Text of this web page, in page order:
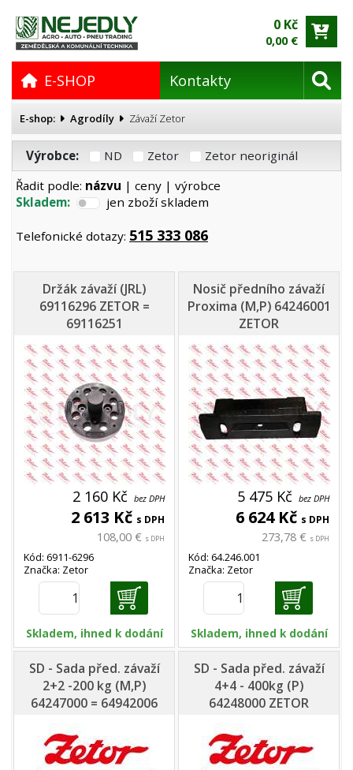
0 Kč
0,00 €
E-SHOP Kontakty
E-shop: Agrodíly Závaží Zetor
Výrobce: ND Zetor
Zetor neoriginál
Řadit podle: názvu | ceny | výrobce
Skladem:
jen zboží skladem
Telefonické dotazy: 515 333 086
Držák závaží (JRL)
69116296 ZETOR =
69116251
2 160 Kč bez DPH
2 613 Kč s DPH
108,00 € s DPH
Kód: 6911-6296
Značka: Zetor
Skladem, ihned k dodání
Nosič předního závaží
Proxima (M,P) 64246001
ZETOR
5 475 Kč bez DPH
6 624 Kč s DPH
273,78 € s DPH
Kód: 64.246.001
Značka: Zetor
Skladem, ihned k dodání
SD - Sada před. závaží
2+2 -200 kg (M,P)
64247000 = 64942006
SD - Sada před. závaží
4+4 - 400kg (P)
64248000 ZETOR